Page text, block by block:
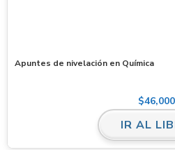
Apuntes de nivelación en Química
$46,000
IR AL